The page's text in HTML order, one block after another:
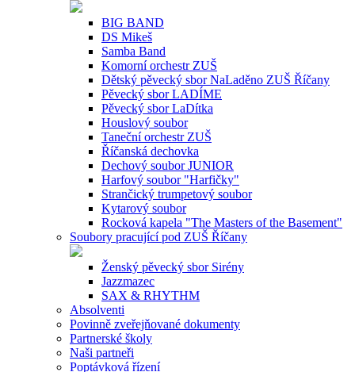
BIG BAND
DS Mikeš
Samba Band
Komorní orchestr ZUŠ
Dětský pěvecký sbor NaLaděno ZUŠ Říčany
Pěvecký sbor LADÍME
Pěvecký sbor LaDítka
Houslový soubor
Taneční orchestr ZUŠ
Říčanská dechovka
Dechový soubor JUNIOR
Harfový soubor "Harfičky"
Strančický trumpetový soubor
Kytarový soubor
Rocková kapela "The Masters of the Basement"
Soubory pracující pod ZUŠ Říčany
Ženský pěvecký sbor Sirény
Jazzmazec
SAX & RHYTHM
Absolventi
Povinně zveřejňované dokumenty
Partnerské školy
Naši partneři
Poptávková řízení